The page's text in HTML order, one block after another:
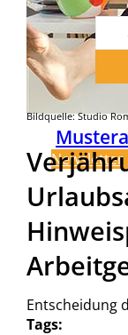
...
Newsletter
Bildquelle: Studio
Entscheidung
Tags: